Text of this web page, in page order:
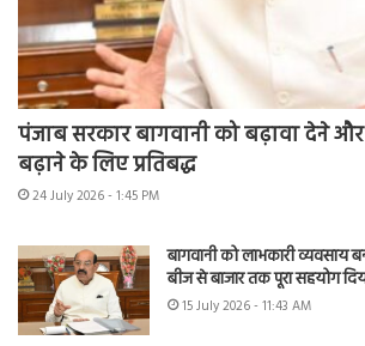
पंजाब सरकार बागवानी को बढ़ावा देने
बढ़ाने के लिए प्रतिबद्ध
24 July 2026 - 1:45 PM
बागवानी को लाभकारी व्यवसाय
बीज से बाजार तक पूरा सहयोग
15 July 2026 - 11:43 AM